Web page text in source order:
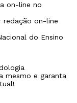
on-line no
redação on-line
do Ensino
mesmo e garanta
para o